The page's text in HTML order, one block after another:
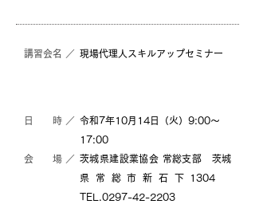
講習会名 ／ 現場代理人スキルアップセミナー
日 時 ／ 令和7年10月14日（火）9:00～
17:00
会 場 ／ 茨城県建設業協会 常総支部 茨城
県常総市新石下1304
TEL.0297-42-2203